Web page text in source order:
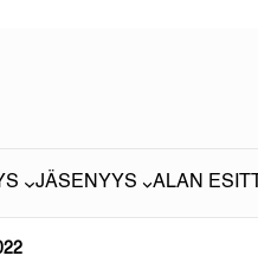
JÄSENYYS ALAN